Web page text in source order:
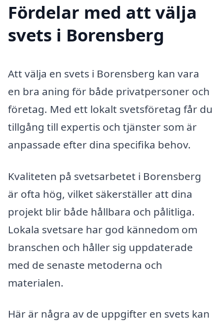
Fördelar med att välja
svets i Borensberg
Att välja en svets i Borensberg kan vara
en bra aning för både privatpersoner och
företag. Med ett lokalt svetsföretag får du
tillgång till expertis och tjänster som är
anpassade efter dina specifika behov.
Kvaliteten på svetsarbetet i Borensberg
är ofta hög, vilket säkerställer att dina
projekt blir både hållbara och pålitliga.
Lokala svetsare har god kännedom om
branschen och håller sig uppdaterade
med de senaste metoderna och
materialen.
Här är några av de uppgifter en svets kan